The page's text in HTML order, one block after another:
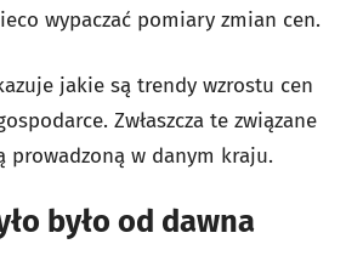
wypaczać pomiary zmian cen.
jakie są trendy wzrostu cen
Zwłaszcza te związane
prowadzoną w danym kraju.
było od dawna